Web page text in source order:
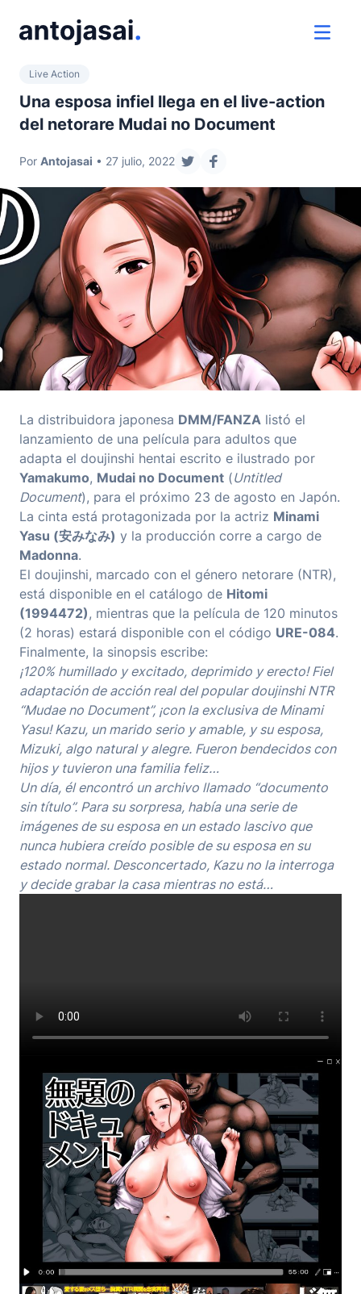
ver
Live Action
Una esposa infiel llega en el live-action
del netorare Mudai no Document
Por Antojasai • 27 julio, 2022
compartir en twitter
compartir en facebook
La distribuidora japonesa DMM/FANZA listó el
lanzamiento de una película para adultos que
adapta el doujinshi hentai escrito e ilustrado por
Yamakumo, Mudai no Document (Untitled
Document), para el próximo 23 de agosto en Japón.
La cinta está protagonizada por la actriz Minami
Yasu (安みなみ) y la producción corre a cargo de
Madonna.
El doujinshi, marcado con el género netorare (NTR),
está disponible en el catálogo de Hitomi
(1994472), mientras que la película de 120 minutos
(2 horas) estará disponible con el código URE-084.
Finalmente, la sinopsis escribe:
¡120% humillado y excitado, deprimido y erecto! Fiel
adaptación de acción real del popular doujinshi NTR
“Mudae no Document”, ¡con la exclusiva de Minami
Yasu! Kazu, un marido serio y amable, y su esposa,
Mizuki, algo natural y alegre. Fueron bendecidos con
hijos y tuvieron una familia feliz…
Un día, él encontró un archivo llamado “documento
sin título”. Para su sorpresa, había una serie de
imágenes de su esposa en un estado lascivo que
nunca hubiera creído posible de su esposa en su
estado normal. Desconcertado, Kazu no la interroga
y decide grabar la casa mientras no está…